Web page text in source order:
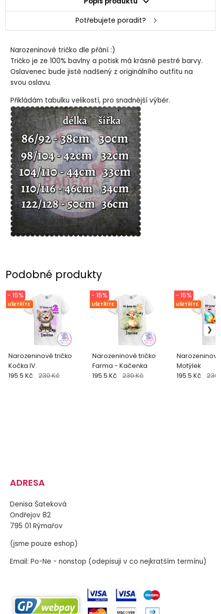
Potřebujete poradit?
Narozeninové tričko dle přání :)
Tričko je ze 100% bavlny a potisk má krásně pestré barvy.
Oslavenec bude jistě nadšený z originálního outfitu na
svou oslavu.
Přikládám tabulku velikostí, pro snadnější výběr.
Podobné produkty
Narozeninové tričko
Kočka IV.
UŠETŘÍTE
- 15%
195.5 Kč 230 Kč
Narozeninové tričko
Farma - Kačenka
UŠETŘÍTE
- 15%
195.5 Kč 230 Kč
Motýlek
UŠETŘÍTE
- 15%
195.5 Kč 230
ADRESA
Denisa Šateková
Ondřejov 82
795 01 Rýmařov
(jsme pouze eshop)
Email: Po-Ne - nonstop (odepisuji v co nejkratším termínu)